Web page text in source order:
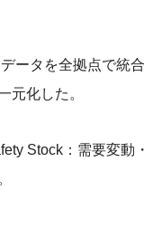
ータを全拠点で統
元化した。
Stock：需要変動